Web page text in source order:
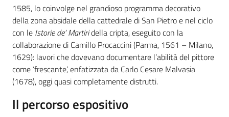
1585, lo coinvolge nel grandioso programma decorativo
della zona absidale della cattedrale di San Pietro e nel ciclo
con le Istorie de’ Martiridella cripta, eseguito con la
collaborazione di Camillo Procaccini (Parma, 1561 – Milano,
1629): lavori che dovevano documentare l’abilità del pittore
come ‘frescante’, enfatizzata da Carlo Cesare Malvasia
(1678), oggi quasi completamente distrutti.
Il percorso espositivo